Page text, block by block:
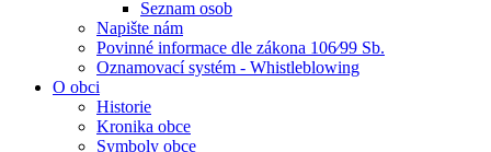
Seznam osob
Napište nám
Povinné informace dle zákona 106⁄99 Sb.
Oznamovací systém - Whistleblowing
O obci
Historie
Kronika obce
Symboly obce